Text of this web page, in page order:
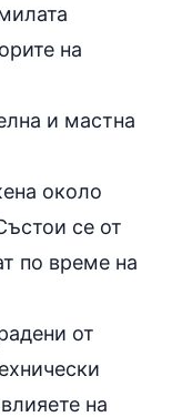
на
и мастна
около
се от
по време на
от
на